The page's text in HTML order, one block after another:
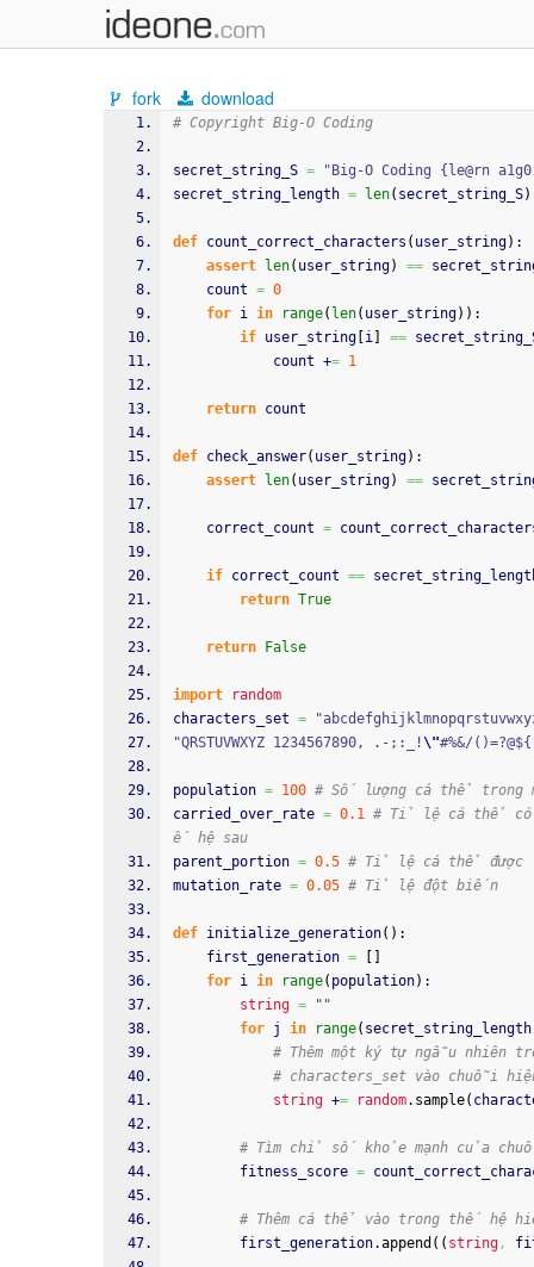
fork download
# Copyright Big-O Coding
secret_string_S =
"Big-O Coding {le@rn
secret_string_length = len( secret_string_S)
def count_correct_characters ( user_string) :
assert
len( user_string) ==
    count
= 0
for i in range( len( user_string) ) :
if user_string i ==
            count +
= 1
return count
def check_answer( user_string) :
assert
len( user_string) ==
    correct_count
=
if correct_count ==
return True
return False
import
random
characters_set =
"QRSTUVWXYZ 1234567890, .-;:_!\"#%&/
population = 100 # Số lượng cá thể trong
carried_over_rate = 0.1 # Tỉ lệ cá thể có
ế hệ sau
parent_portion = 0.5 # Tỉ lệ cá thể được
mutation_rate = 0.05 # Tỉ lệ đột biến
def initialize_generation( ) :
    first_generation
=
for i in range( population) :
string =
""
for j in range( secret_string_length
# Thêm một ký tự ngẫu nhiên
# characters_set vào chuỗi
string += random. sample(
# Tìm chỉ số khỏe mạnh của
        fitness_score
=
# Thêm cá thể vào trong thế hệ
        first_generation.
append ( ( string,